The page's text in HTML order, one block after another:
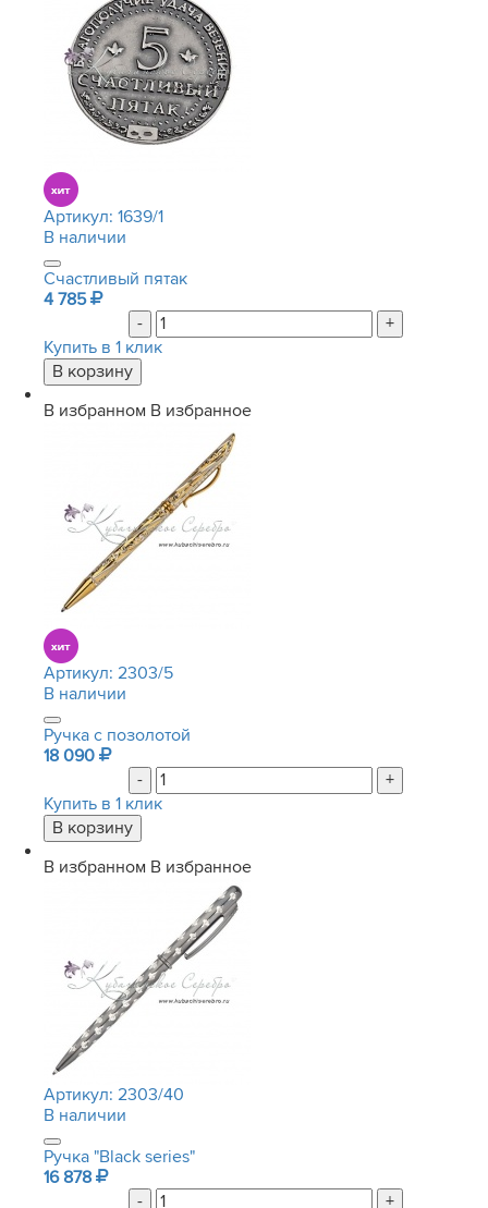
Артикул: 1639/1
В наличии
Счастливый пятак
4 785
-
+
Купить в 1 клик
В избранном В избранное
Артикул: 2303/5
В наличии
Ручка с позолотой
18 090
-
+
Купить в 1 клик
В избранном В избранное
Артикул: 2303/40
В наличии
Ручка "Black series"
16 878
-
+